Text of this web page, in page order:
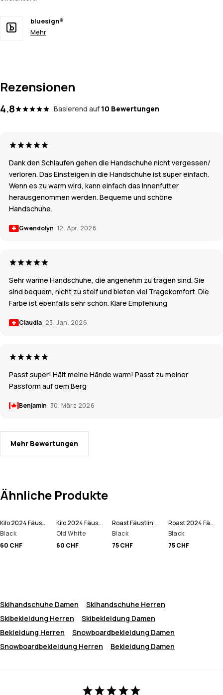
bluesign®
Mehr
Rezensionen
4.8 Basierend auf 10 Bewertungen
Dank den Schlaufen gehen die Handschuhe nicht vergessen/
verloren. Das Einsteigen in die Handschuhe ist super einfach.
Wenn es zu warm wird, kann einfach das Innenfutter
herausgenommen werden. Bequeme und schöne
Handschuhe.
Gwendolyn 12. Apr. 2026
Sehr warme Handschuhe, die angenehm zu tragen sind. Sie
sind bequem, nicht zu steif und bieten viel Tragekomfort. Die
Farbe ist ebenfalls sehr schön. Klare Empfehlung
Claudia 23. Jan. 2026
Passt super! Hält meine Hände warm! Passt zu meiner
Passform auf dem Berg
Benjamin 30. März 2026
Mehr Bewertungen
Ähnliche Produkte
Kilo 2024 Fäustlinge
Black
60 CHF
Kilo 2024 Fäustlinge
Old White
60 CHF
Roast Fäustlinge
Black
75 CHF
Roast 2024 Fäustlinge
Black
75 CHF
Skihandschuhe Damen
Skihandschuhe Herren
Skibekleidung Herren
Skibekleidung Damen
Bekleidung Herren
Snowboardbekleidung Damen
Snowboardbekleidung Herren
Bekleidung Damen